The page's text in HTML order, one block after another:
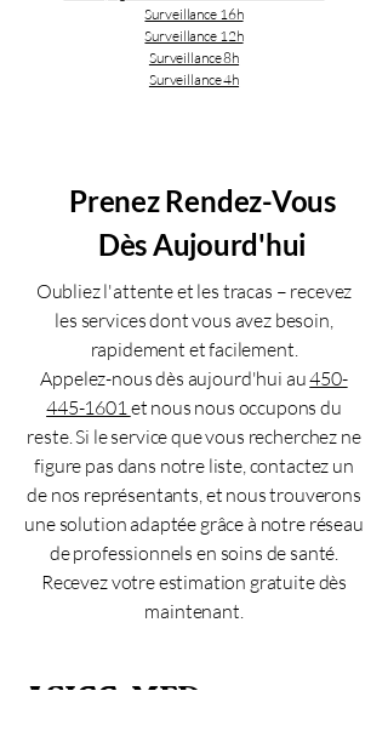
Surveillance 16h
Surveillance 12h
Surveillance 8h
Surveillance 4h
Prenez Rendez-Vous
Dès Aujourd'hui
Oubliez l'attente et les tracas – recevez
les services dont vous avez besoin,
rapidement et facilement.
Appelez-nous dès aujourd'hui au450-
445-1601et nous nous occupons du
reste. Si le service que vous recherchez ne
figure pas dans notre liste, contactez un
de nos représentants, et nous trouverons
une solution adaptée grâce à notre réseau
de professionnels en soins de santé.
Recevez votre estimation gratuite dès
maintenant.
ASICC-MED